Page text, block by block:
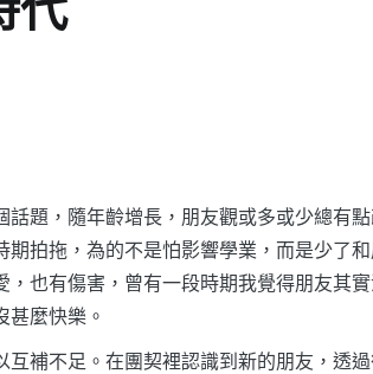
話題，隨年齡增長，朋友觀或多或少總有
期拍拖，為的不是怕影響學業，而是少了
，也有傷害，曾有一段時期我覺得朋友其
甚麼快樂。
互補不足。在團契裡認識到新的朋友，透